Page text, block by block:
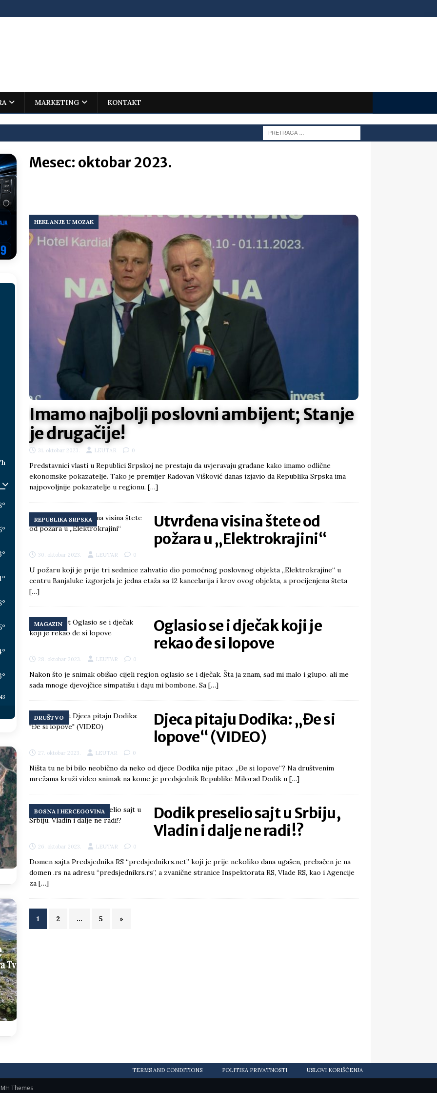
MARKETING KONTAKT
– istorijski uspjeh mladog Trebinjca na Međunarodnoj
što te tukao LIČNI STAV
pred ministrima HERCEGOVINA
Vukanović otkrio detalje – Stevandić krenuo na Đokića, Dodik
REPUBLIKA SRPSKA
sukobu, pogotovo nisu zbog Eleka LIČNI STAV
im prepustimo, ostaće nam samo siledžije i tišina
REPUBLIKA SRPSKA
Splita, Željko Kerum SVIJET
Mesec: oktobar 2023.
HEKLANJE U MOZAK
Imamo najbolji poslovni ambijent; Stanje
je drugačije!
31. oktobar 2023. LEUTAR 0
Predstavnici vlasti u Republici Srpskoj ne prestaju da uvjeravaju građane kako imamo odlične
ekonomske pokazatelje. Tako je premijer Radovan Višković danas izjavio da Republika Srpska ima
najpovoljnije pokazatelje u regionu. […]
REPUBLIKA SRPSKA
Utvrđena visina štete od
požara u „Elektrokrajini“
30. oktobar 2023. LEUTAR 0
U požaru koji je prije tri sedmice zahvatio dio pomoćnog poslovnog objekta „Elektrokrajine“ u
centru Banjaluke izgorjela je jedna etaža sa 12 kancelarija i krov ovog objekta, a procijenjena šteta
[…]
MAGAZIN
Oglasio se i dječak koji je
rekao đe si lopove
28. oktobar 2023. LEUTAR 0
Nakon što je snimak obišao cijeli region oglasio se i dječak. Šta ja znam, sad mi malo i glupo, ali me
sada mnoge djevojčice simpatišu i daju mi bombone. Sa […]
DRUŠTVO
Djeca pitaju Dodika: „Đe si
lopove“ (VIDEO)
27. oktobar 2023. LEUTAR 0
Ništa tu ne bi bilo neobično da neko od djece Dodika nije pitao: „Đe si lopove“? Na društvenim
mrežama kruži video snimak na kome je predsjednik Republike Milorad Dodik u […]
BOSNA I HERCEGOVINA
Dodik preselio sajt u Srbiju,
Vladin i dalje ne radi!?
26. oktobar 2023. LEUTAR 0
Domen sajta Predsjednika RS “predsjednikrs.net” koji je prije nekoliko dana ugašen, prebačen je na
domen .rs na adresu “predsjednikrs.rs”, a zvanične stranice Inspektorata RS, Vlade RS, kao i Agencije
za […]
1 2 … 5 »
°
°
°
°
°
°
°
°
TERMS AND CONDITIONS POLITIKA PRIVATNOSTI USLOVI KORIŠĆENJA
MH Themes